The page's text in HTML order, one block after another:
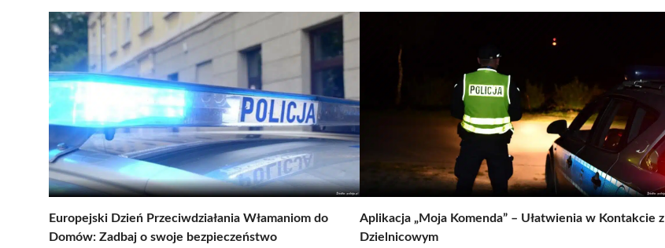
Europejski Dzień Przeciwdziałania Włamaniom do
Domów: Zadbaj o swoje bezpieczeństwo
Aplikacja „Moja Komenda” – Ułatwienia w Kontakcie z
Dzielnicowym